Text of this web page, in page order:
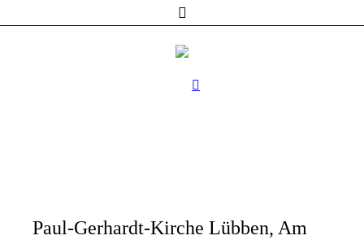
Paul-Gerhardt-Kirche Lübben, Am